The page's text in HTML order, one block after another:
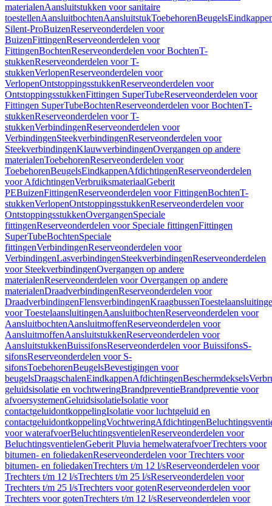
materialenAansluitstukken voor sanitaire
toestellenAansluitbochtenAansluitstukToebehorenBeugels
Silent-ProBuizenReserveonderdelen voor
BuizenFittingenReserveonderdelen voor
FittingenBochtenReserveonderdelen voor BochtenT-
stukkenReserveonderdelen voor T-
stukkenVerlopenReserveonderdelen voor
VerlopenOntstoppingsstukkenReserveonderdelen voor
OntstoppingsstukkenFittingen SuperTubeReserveonderdelen voor
Fittingen SuperTubeBochtenReserveonderdelen voor BochtenT-
stukkenReserveonderdelen voor T-
stukkenVerbindingenReserveonderdelen voor
VerbindingenSteekverbindingenReserveonderdelen voor
SteekverbindingenKlauwverbindingenOvergangen op andere
materialenToebehorenReserveonderdelen voor
ToebehorenBeugelsEindkappenAfdichtingenReserveonderdelen
voor AfdichtingenVerbruiksmateriaalGeberit
PEBuizenFittingenReserveonderdelen voor FittingenBochtenT-
stukkenVerlopenOntstoppingsstukkenReserveonderdelen voor
OntstoppingsstukkenOvergangenSpeciale
fittingenReserveonderdelen voor Speciale fittingenFittingen
SuperTubeBochtenSpeciale
fittingenVerbindingenReserveonderdelen voor
VerbindingenLasverbindingenSteekverbindingenReserveonderdelen
voor SteekverbindingenOvergangen op andere
materialenReserveonderdelen voor Overgangen op andere
materialenDraadverbindingenReserveonderdelen voor
DraadverbindingenFlensverbindingenKraagbussen
voor ToestelaansluitingenAansluitbochtenReserveonderdelen voor
AansluitbochtenAansluitmoffenReserveonderdelen voor
AansluitmoffenAansluitstukkenReserveonderdelen voor
AansluitstukkenBuissifonsReserveonderdelen voor BuissifonsS-
sifonsReserveonderdelen voor S-
sifonsToebehorenBeugelsBevestigingen voor
beugelsDraagschalenEindkappenAfdichtingenBeschermdeksels
geluidsisolatie en vochtweringBrandpreventieBrandpreventie voor
afvoersystemenGeluidsisolatieIsolatie voor
contactgeluidontkoppelingIsolatie voor luchtgeluid en
contactgeluidontkoppelingVochtweringAfdichtingen
voor waterafvoerBeluchtingsventielenReserveonderdelen voor
BeluchtingsventielenGeberit Pluvia hemelwaterafvoerTrechters voor
bitumen- en foliedakenReserveonderdelen voor Trechters voor
bitumen- en foliedakenTrechters t/m 12 l/sReserveonderdelen voor
Trechters t/m 12 l/sTrechters t/m 25 l/sReserveonderdelen voor
Trechters t/m 25 l/sTrechters voor gotenReserveonderdelen voor
Trechters voor gotenTrechters t/m 12 l/sReserveonderdelen voor